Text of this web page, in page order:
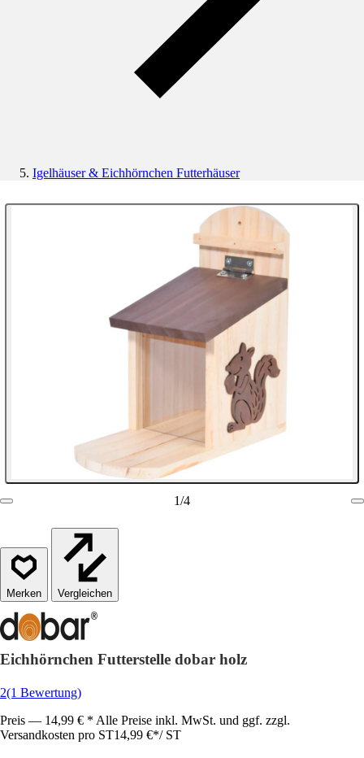
Igelhäuser & Eichhörnchen Futterhäuser
1/4
Vergleichen
Eichhörnchen Futterstelle dobar holz
2(1 Bewertung)
Preis — 14,99 € * Alle Preise inkl. MwSt. und ggf. zzgl.
Versandkosten pro ST14,99 €*/ ST